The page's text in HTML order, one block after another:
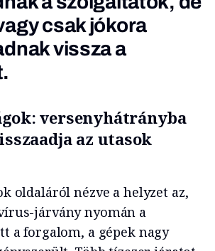
csak jókora
vissza a
versenyhátrányba
az utasok
oldaláról nézve a helyzet az,
járvány nyomán a
a forgalom, a gépek nagy